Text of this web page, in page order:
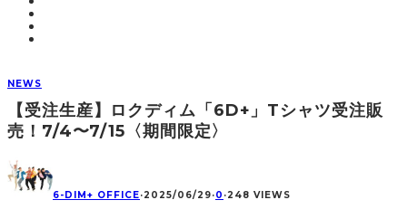
NEWS
【受注生産】ロクディム「6D+」Tシャツ受注販
売！7/4〜7/15〈期間限定〉
6-DIM+ OFFICE·2025/06/29·0 ·248 VIEWS